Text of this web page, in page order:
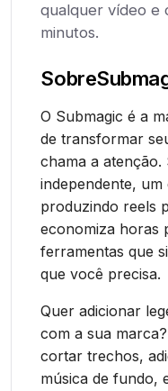
qualquer vídeo e
minutos.
Sobre
O Submagic é a
de transformar
chama a
independente,
produzindo reels
economiza horas
ferramentas que
que você precisa.
Quer adicionar
com a sua
cortar trechos,
música de fundo,